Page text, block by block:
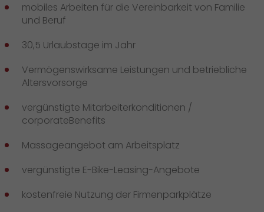
mobiles Arbeiten für die Vereinbarkeit von Familie
und Beruf
30,5 Urlaubstage im Jahr
Vermögenswirksame Leistungen und betriebliche
Altersvorsorge
vergünstigte Mitarbeiterkonditionen /
corporateBenefits
Massageangebot am Arbeitsplatz
vergünstigte E-Bike-Leasing-Angebote
kostenfreie Nutzung der Firmenparkplätze